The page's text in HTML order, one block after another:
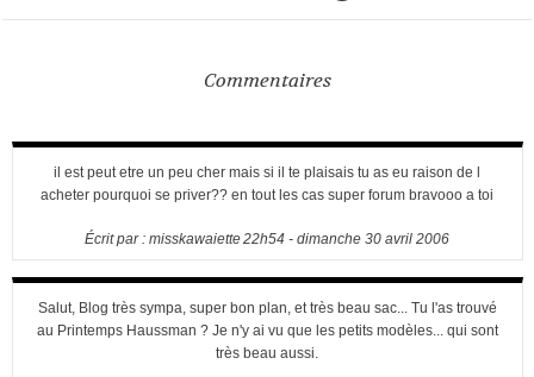
Commentaires
il est peut etre un peu cher mais si il te plaisais tu as eu raison de l
acheter pourquoi se priver?? en tout les cas super forum bravooo a toi
Écrit par : misskawaiette22h54 - dimanche 30 avril 2006
Salut, Blog très sympa, super bon plan, et très beau sac... Tu l'as trouvé
au Printemps Haussman ? Je n'y ai vu que les petits modèles... qui sont
très beau aussi.